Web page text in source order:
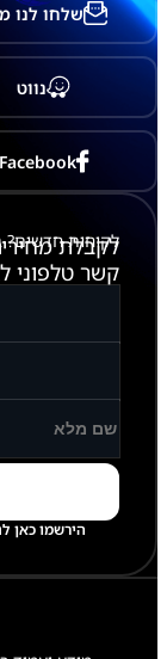
שלחו לנו
נווט
Facebook
לקוחות חדשים?
לקבלת
קשר טלפוני
הירשמו כאן